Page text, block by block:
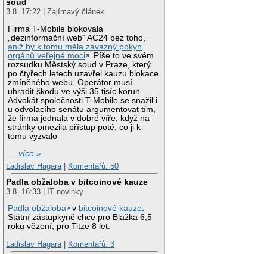
soud
3.8. 17:22 | Zajímavý článek
Firma T-Mobile blokovala
„dezinformační web“ AC24 bez toho,
aniž by k tomu měla závazný pokyn
orgánů veřejné moci
. Píše to ve svém
rozsudku Městský soud v Praze, který
po čtyřech letech uzavřel kauzu blokace
zmíněného webu. Operátor musí
uhradit škodu ve výši 35 tisíc korun.
Advokát společnosti T-Mobile se snažil i
u odvolacího senátu argumentovat tím,
že firma jednala v dobré víře, když na
stránky omezila přístup poté, co ji k
tomu vyzvalo
…více »
Ladislav Hagara| Komentářů: 50
Padla obžaloba v bitcoinové kauze
3.8. 16:33 | IT novinky
Padla obžaloba
v bitcoinové kauze.
Státní zástupkyně chce pro Blažka 6,5
roku vězení, pro Titze 8 let.
Ladislav Hagara| Komentářů: 3